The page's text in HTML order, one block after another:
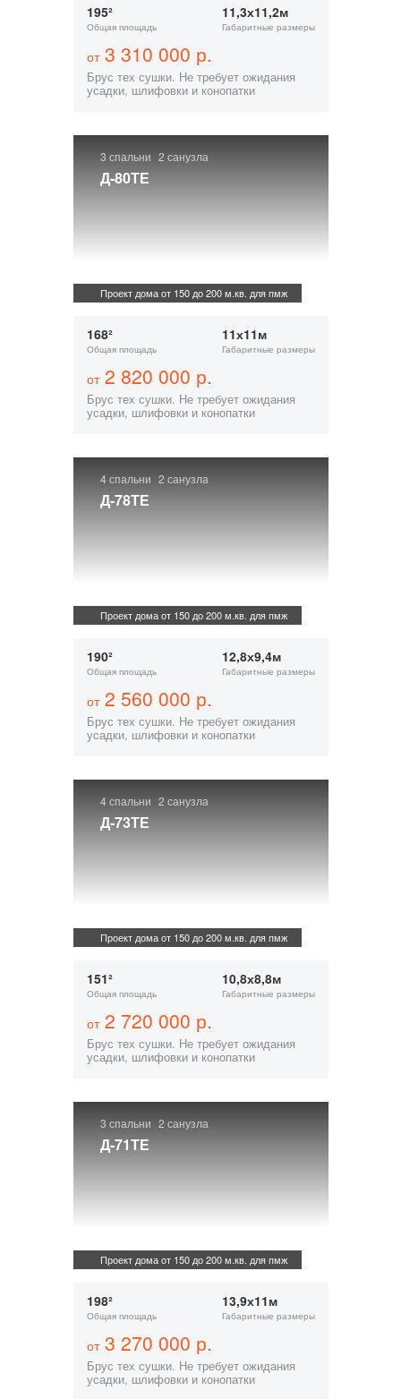
195²
Общая площадь
11,3х11,2м
Габаритные размеры
от3 310 000 р.
Брус тех сушки. Не требует ожидания
усадки, шлифовки и конопатки
3 спальни 2 санузла
Д-80ТЕ
Проект дома от 150 до 200 м.кв. для пмж
168²
Общая площадь
11х11м
Габаритные размеры
от2 820 000 р.
Брус тех сушки. Не требует ожидания
усадки, шлифовки и конопатки
4 спальни 2 санузла
Д-78ТЕ
Проект дома от 150 до 200 м.кв. для пмж
190²
Общая площадь
12,8х9,4м
Габаритные размеры
от2 560 000 р.
Брус тех сушки. Не требует ожидания
усадки, шлифовки и конопатки
4 спальни 2 санузла
Д-73ТЕ
Проект дома от 150 до 200 м.кв. для пмж
151²
Общая площадь
10,8х8,8м
Габаритные размеры
от2 720 000 р.
Брус тех сушки. Не требует ожидания
усадки, шлифовки и конопатки
3 спальни 2 санузла
Д-71ТЕ
Проект дома от 150 до 200 м.кв. для пмж
198²
Общая площадь
13,9х11м
Габаритные размеры
от3 270 000 р.
Брус тех сушки. Не требует ожидания
усадки, шлифовки и конопатки